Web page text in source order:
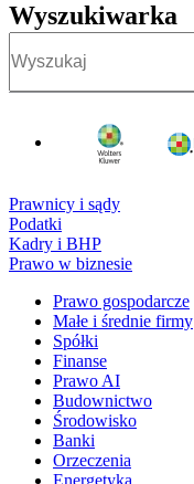
Wyszukiwarka
Prawnicy i sądy
Podatki
Kadry i BHP
Prawo w biznesie
Prawo gospodarcze
Małe i średnie firmy
Spółki
Finanse
Prawo AI
Budownictwo
Środowisko
Banki
Orzeczenia